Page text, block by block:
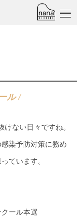
ル
ない日々ですね。
染予防対策に務め
ています。
ール本選